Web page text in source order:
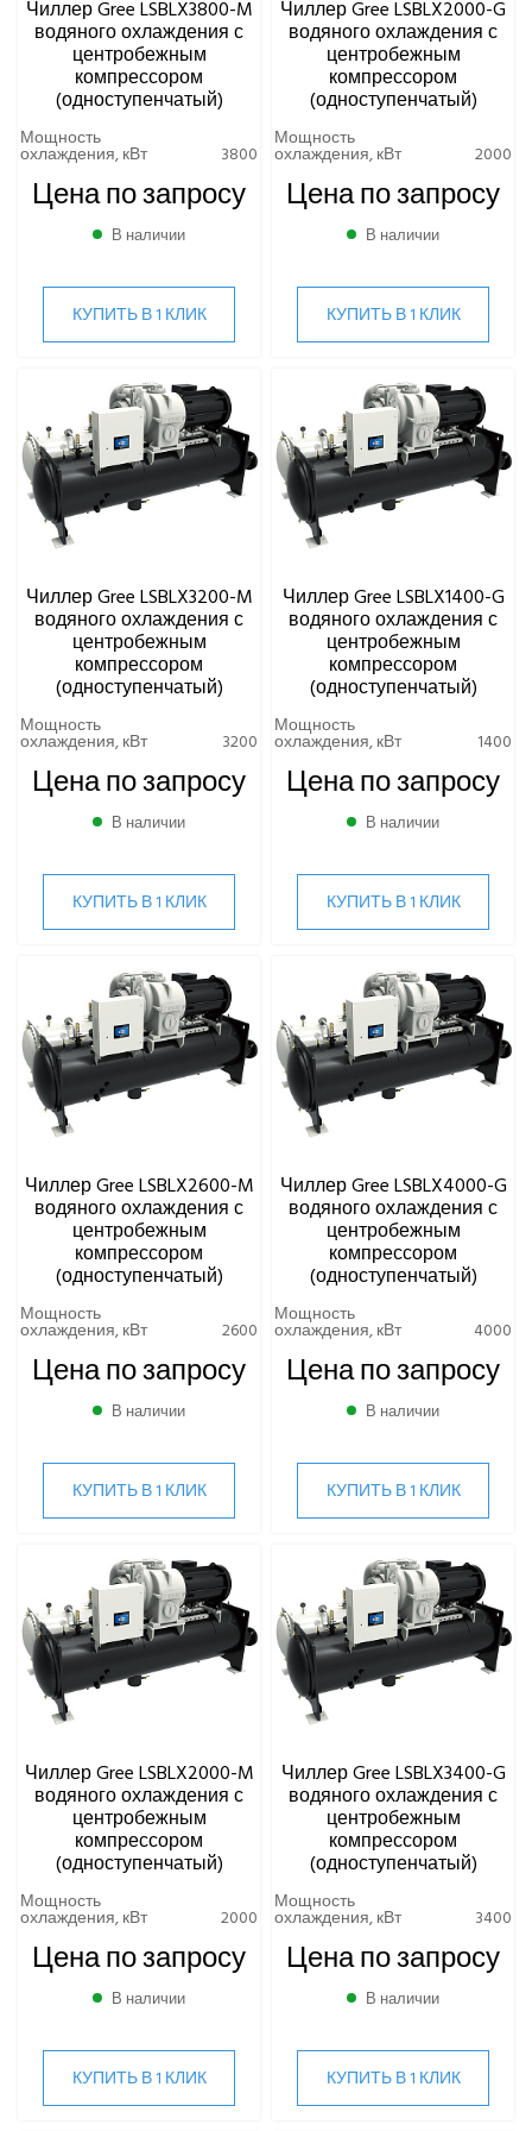
КОМПРЕССОРНО-КОНДЕНСАТОРНЫЕ БЛОКИ
Чиллер Gree LSBLX3800-M
водяного охлаждения с
центробежным
компрессором
(одноступенчатый)
Мощность
охлаждения, кВт 3800
Цена по запросу
В наличии
КУПИТЬ В 1 КЛИК
Чиллер Gree LSBLX2000-G
водяного охлаждения с
центробежным
компрессором
(одноступенчатый)
Мощность
охлаждения, кВт 2000
Цена по запросу
В наличии
КУПИТЬ В 1 КЛИК
Чиллер Gree LSBLX3200-M
водяного охлаждения с
центробежным
компрессором
(одноступенчатый)
Мощность
охлаждения, кВт 3200
Цена по запросу
В наличии
КУПИТЬ В 1 КЛИК
Чиллер Gree LSBLX1400-G
водяного охлаждения с
центробежным
компрессором
(одноступенчатый)
Мощность
охлаждения, кВт 1400
Цена по запросу
В наличии
КУПИТЬ В 1 КЛИК
Чиллер Gree LSBLX2600-M
водяного охлаждения с
центробежным
компрессором
(одноступенчатый)
Мощность
охлаждения, кВт 2600
Цена по запросу
В наличии
КУПИТЬ В 1 КЛИК
Чиллер Gree LSBLX4000-G
водяного охлаждения с
центробежным
компрессором
(одноступенчатый)
Мощность
охлаждения, кВт 4000
Цена по запросу
В наличии
КУПИТЬ В 1 КЛИК
Чиллер Gree LSBLX2000-M
водяного охлаждения с
центробежным
компрессором
(одноступенчатый)
Мощность
охлаждения, кВт 2000
Цена по запросу
В наличии
КУПИТЬ В 1 КЛИК
Чиллер Gree LSBLX3400-G
водяного охлаждения с
центробежным
компрессором
(одноступенчатый)
Мощность
охлаждения, кВт 3400
Цена по запросу
В наличии
КУПИТЬ В 1 КЛИК